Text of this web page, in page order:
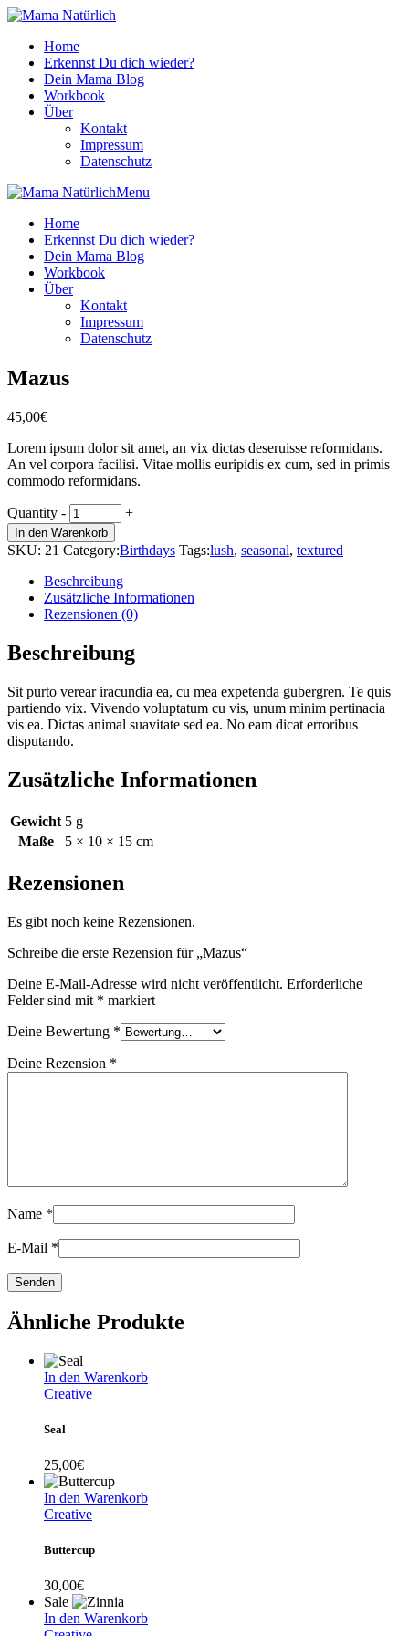
Home
Erkennst Du dich wieder?
Dein Mama Blog
Workbook
Über
Kontakt
Impressum
Datenschutz
Menu
Home
Erkennst Du dich wieder?
Dein Mama Blog
Workbook
Über
Kontakt
Impressum
Datenschutz
Mazus
45,00€
Lorem ipsum dolor sit amet, an vix dictas deseruisse reformidans.
An vel corpora facilisi. Vitae mollis euripidis ex cum, sed in primis
commodo reformidans.
Mazus
quantity
Quantity - +
In den Warenkorb
SKU: 21 Category:Birthdays Tags:lush, seasonal, textured
Beschreibung
Zusätzliche Informationen
Rezensionen (0)
Beschreibung
Sit purto verear iracundia ea, cu mea expetenda gubergren. Te quis
partiendo vix. Vivendo voluptatum cu vis, unum minim pertinacia
vis ea. Dictas animal suavitate sed ea. No eam dicat erroribus
disputando.
Zusätzliche Informationen
Gewicht 5 g
Maße
5 × 10 × 15 cm
Rezensionen
Es gibt noch keine Rezensionen.
Schreibe die erste Rezension für „Mazus“
Deine E-Mail-Adresse wird nicht veröffentlicht. Erforderliche
Felder sind mit * markiert
Deine Bewertung *
Deine Rezension *
Name *
E-Mail *
Ähnliche Produkte
In den Warenkorb
Creative
Seal
25,00€
In den Warenkorb
Creative
Buttercup
30,00€
Sale
In den Warenkorb